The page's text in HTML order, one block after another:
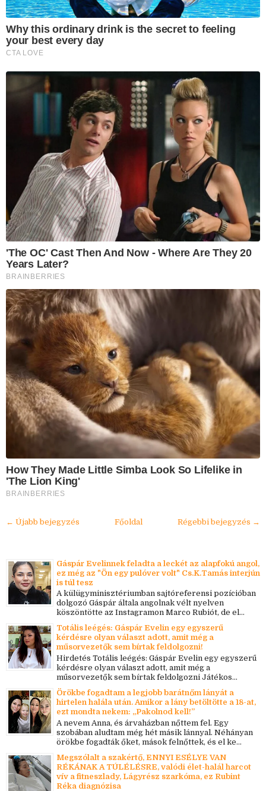
Why this ordinary drink is the secret to feeling
your best every day
CTA LOVE
'The OC' Cast Then And Now - Where Are They 20
Years Later?
BRAINBERRIES
How They Made Little Simba Look So Lifelike in
'The Lion King'
BRAINBERRIES
← Újabb bejegyzés Régebbi bejegyzés →
Főoldal
Gáspár Evelinnek feladta a leckét az alapfokú angol,
ez még az "Ön egy pulóver volt" Cs.K.Tamás interjún
is túl tesz
A külügyminisztériumban sajtóreferensi pozícióban
dolgozó Gáspár általa angolnak vélt nyelven
köszöntötte az Instagramon Marco Rubiót, de el...
Totális leégés: Gáspár Evelin egy egyszerű
kérdésre olyan választ adott, amit még a
műsorvezetők sem bírtak feldolgozni!
Hirdetés Totális leégés: Gáspár Evelin egy egyszerű
kérdésre olyan választ adott, amit még a
műsorvezetők sem bírtak feldolgozni Játékos...
Örökbe fogadtam a legjobb barátnőm lányát a
hirtelen halála után. Amikor a lány betöltötte a 18-at,
ezt mondta nekem: „Pakolnod kell!”
A nevem Anna, és árvaházban nőttem fel. Egy
szobában aludtam még hét másik lánnyal. Néhányan
örökbe fogadták őket, mások felnőttek, és el ke...
Megszólalt a szakértő, ENNYI ESÉLYE VAN
RÉKÁNAK A TÚLÉLÉSRE, valódi élet-halál harcot
vív a fitneszlady, Lágyrész szarkóma, ez Rubint
Réka diagnózisa